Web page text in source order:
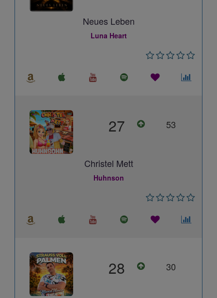
Neues Leben
Luna Heart
27 53
Christel Mett
Huhnson
28 30